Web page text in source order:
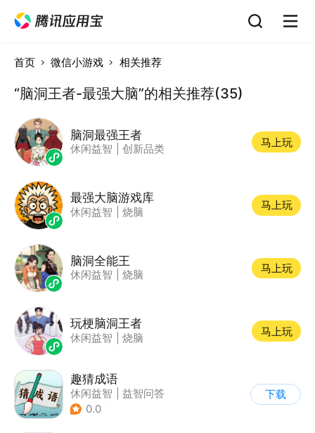
首页 微信小游戏 相关推荐
“脑洞王者-最强大脑”的相关推荐(35)
脑洞最强王者
休闲益智 创新品类
马上玩
最强大脑游戏库
休闲益智 烧脑
马上玩
脑洞全能王
休闲益智 烧脑
马上玩
玩梗脑洞王者
休闲益智 烧脑
马上玩
趣猜成语
休闲益智
益智问答
| 成语
0.0
下载